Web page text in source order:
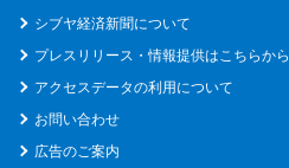
シブヤ経済新聞について
プレスリリース・情報提供はこちらから
アクセスデータの利用について
お問い合わせ
広告のご案内